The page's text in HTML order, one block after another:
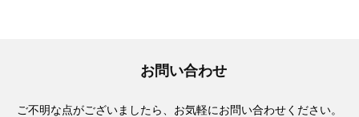
お問い合わせ
ご不明な点がございましたら、お気軽にお問い合わせください。